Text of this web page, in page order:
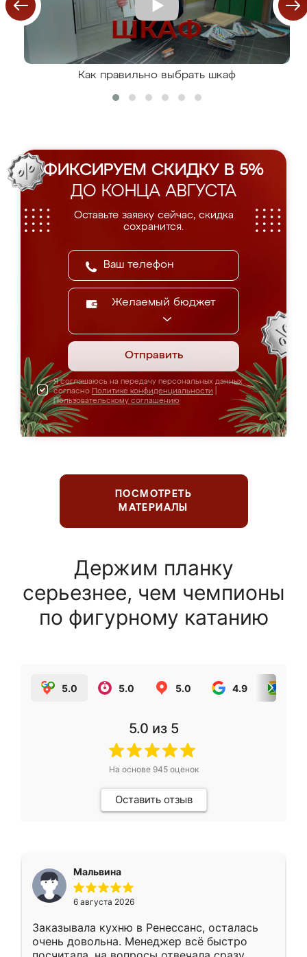
Как правильно выбрать шкаф
ФИКСИРУЕМ СКИДКУ В 5%
ДО КОНЦА АВГУСТА
Оставьте заявку сейчас, скидка
сохранится.
Желаемый бюджет
Отправить
Я соглашаюсь на передачу персональных данных
согласно Политике конфиденциальности
Пользовательскому соглашению
ПОСМОТРЕТЬ
МАТЕРИАЛЫ
Держим планку
серьезнее, чем чемпионы
по фигурному катанию
5.0 5.0 5.0 4.9
5.0 из 5
На основе 945оценок
Оставить отзыв
Мальвина
6 августа 2026
Заказывала кухню в Ренессанс, осталась
очень довольна. Менеджер всё быстро